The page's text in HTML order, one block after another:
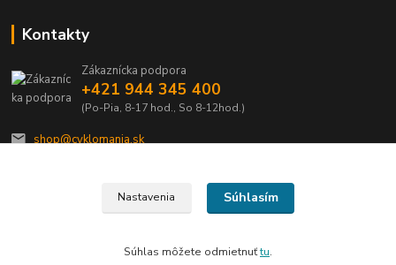
Kontakty
Zákaznícka podpora
+421 944 345 400
(Po-Pia, 8-17 hod., So 8-12hod.)
shop@cyklomania.sk
Nastavenia Súhlasím
Súhlas môžete odmietnuťtu.